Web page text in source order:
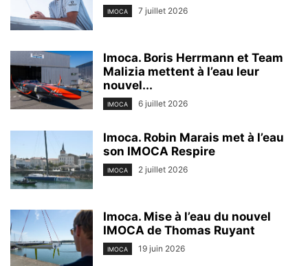
IMOCA 7 juillet 2026
Imoca. Boris Herrmann et Team
Malizia mettent à l’eau leur
nouvel...
IMOCA 6 juillet 2026
Imoca. Robin Marais met à l’eau
son IMOCA Respire
IMOCA 2 juillet 2026
Imoca. Mise à l’eau du nouvel
IMOCA de Thomas Ruyant
IMOCA 19 juin 2026